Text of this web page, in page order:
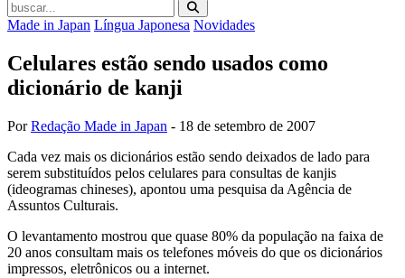
Made in Japan Língua Japonesa Novidades
Celulares estão sendo usados como
dicionário de kanji
PorRedação Made in Japan - 18 de setembro de 2007
Cada vez mais os dicionários estão sendo deixados de lado para
serem substituídos pelos celulares para consultas de kanjis
(ideogramas chineses), apontou uma pesquisa da Agência de
Assuntos Culturais.
O levantamento mostrou que quase 80% da população na faixa de
20 anos consultam mais os telefones móveis do que os dicionários
impressos, eletrônicos ou a internet.